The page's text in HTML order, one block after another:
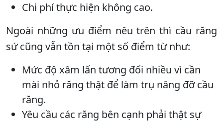
Chi phí thực hiện không cao.
Ngoài những ưu điểm nêu trên thì cầu răng
sứ cũng vẫn tồn tại một số điểm từ như:
Mức độ xâm lấn tương đối nhiều vì cần
mài nhỏ răng thật để làm trụ nâng đỡ cầu
răng.
Yêu cầu các răng bên cạnh phải thật sự